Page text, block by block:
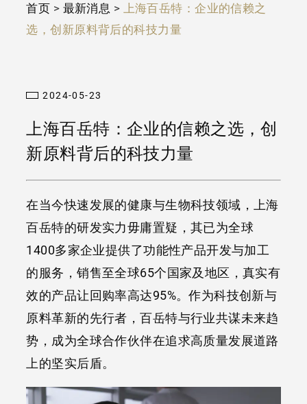
首页 > 最新消息 >
上海百岳特：企业的信赖之
选，创新原料背后的科技力量
2024-05-23
上海百岳特：企业的信赖之选，创
新原料背后的科技力量
在当今快速发展的健康与生物科技领域，上海
百岳特的研发实力毋庸置疑，其已为全球
1400多家企业提供了功能性产品开发与加工
的服务，销售至全球65个国家及地区，真实有
效的产品让回购率高达95%。作为科技创新与
原料革新的先行者，百岳特与行业共谋未来趋
势，成为全球合作伙伴在追求高质量发展道路
上的坚实后盾。